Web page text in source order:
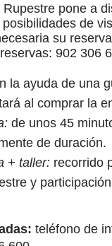
pone a
de
su
902 306
la ayuda de una
al comprar la
de unos 45
de duración.
+ taller: recorrido
y
teléfono de